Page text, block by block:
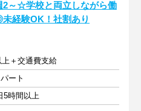
2～☆学校と両立しながら働
経験OK！社割あり
＋交通費支給
ート
5時間以上